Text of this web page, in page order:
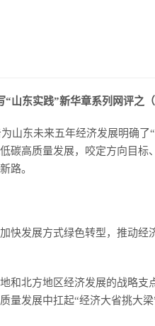
山东实践”新华章系列网评之（
山东未来五年经济发展明确
碳高质量发展，咬定方向目标
路。
快发展方式绿色转型，推动
和北方地区经济发展的战略
量发展中扛起“经济大省挑大梁